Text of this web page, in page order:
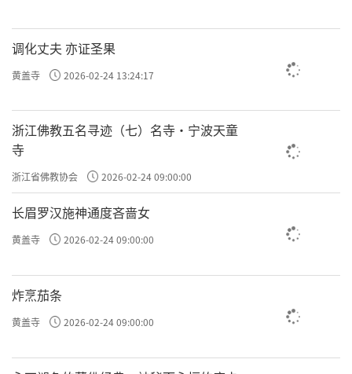
调化丈夫 亦证圣果
黄盖寺 2026-02-24 13:24:17
浙江佛教五名寻迹（七）名寺·宁波天童
寺
浙江省佛教协会 2026-02-24 09:00:00
长眉罗汉施神通度吝啬女
黄盖寺 2026-02-24 09:00:00
炸烹茄条
黄盖寺 2026-02-24 09:00:00